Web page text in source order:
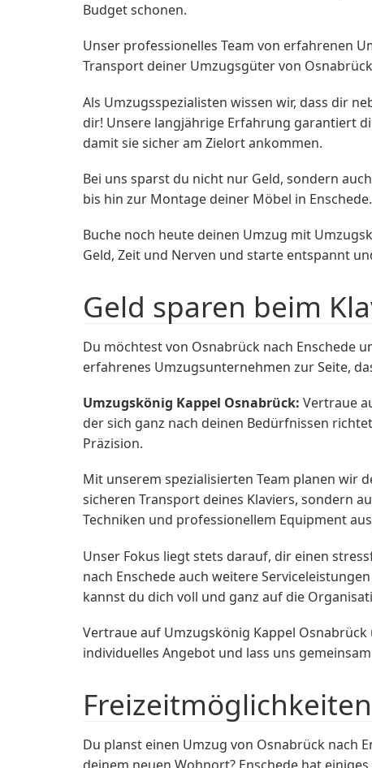
Budget schonen.
Unser professionelles Team von erfahrenen
Transport deiner Umzugsgüter von
Als Umzugsspezialisten wissen wir, dass dir
dir! Unsere langjährige Erfahrung garantiert
damit sie sicher am Zielort ankommen.
Bei uns sparst du nicht nur Geld, sondern
bis hin zur Montage deiner Möbel in
Buche noch heute deinen Umzug mit
Geld, Zeit und Nerven und starte entspannt
Geld sparen beim
Du möchtest von Osnabrück nach Enschede
erfahrenes Umzugsunternehmen zur Seite,
Umzugskönig Kappel Osnabrück: Vertraue
der sich ganz nach deinen Bedürfnissen
Präzision.
Mit unserem spezialisierten Team planen wir
sicheren Transport deines Klaviers, sondern
Techniken und professionellem Equipment
Unser Fokus liegt stets darauf, dir einen
nach Enschede auch weitere
kannst du dich voll und ganz auf die
Vertraue auf Umzugskönig Kappel
individuelles Angebot und lass uns
Du planst einen Umzug von Osnabrück nach